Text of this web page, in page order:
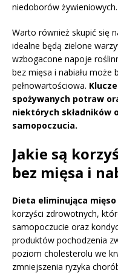
niedoborów żywieniowych.
Warto również skupić się
idealne będą zielone
wzbogacone napoje
bez mięsa i nabiału może
pełnowartościowa.
spożywanych potraw
niektórych składników
samopoczucia.
Jakie są
bez mięsa i
Dieta eliminująca mięso
korzyści zdrowotnych,
samopoczucie oraz
produktów pochodzenia
poziom cholesterolu we
zmniejszenia ryzyka